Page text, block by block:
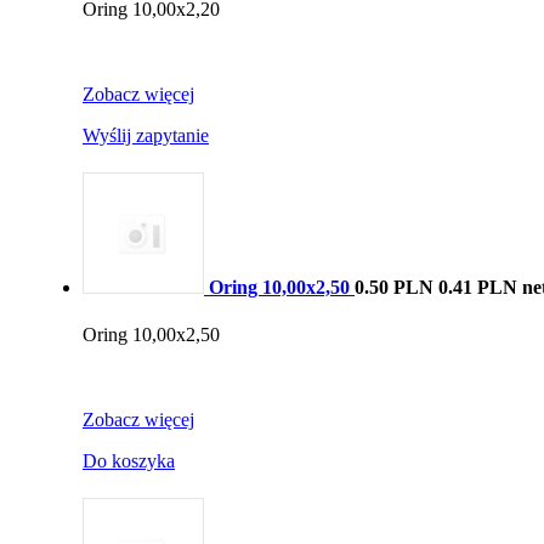
Oring 10,00x2,20
Zobacz więcej
Wyślij zapytanie
Oring 10,00x2,50 0.50 PLN 0.41 PLN
Oring 10,00x2,50
Zobacz więcej
Do koszyka